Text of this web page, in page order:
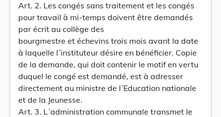
Art. 2. Les congés sans traitement et les congés
pour travail à mi-temps doivent être demandés
par écrit au collège des
bourgmestre et échevins trois mois avant la date
à laquelle l´instituteur désire en bénéficier. Copie
de la demande, qui doit contenir le motif en vertu
duquel le congé est demandé, est à adresser
directement au ministre de l´Education nationale
et de la Jeunesse.
Art. 3. L´administration communale transmet le